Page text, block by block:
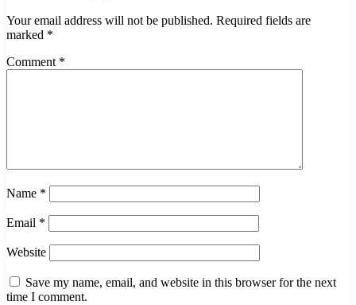
Your email address will not be published. Required fields are
marked *
Comment *
Name *
Email *
Website
Save my name, email, and website in this browser for the next
time I comment.